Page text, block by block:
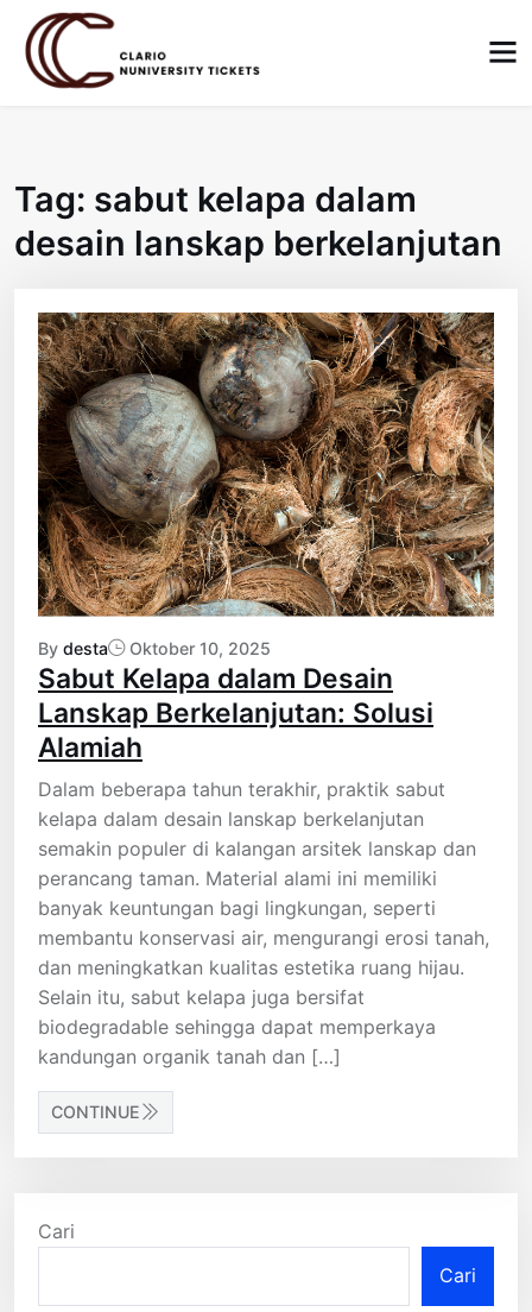
content
Tag: sabut kelapa dalam
desain lanskap berkelanjutan
By desta Oktober 10, 2025
Sabut Kelapa dalam Desain
Lanskap Berkelanjutan: Solusi
Alamiah
Dalam beberapa tahun terakhir, praktik sabut
kelapa dalam desain lanskap berkelanjutan
semakin populer di kalangan arsitek lanskap dan
perancang taman. Material alami ini memiliki
banyak keuntungan bagi lingkungan, seperti
membantu konservasi air, mengurangi erosi tanah,
dan meningkatkan kualitas estetika ruang hijau.
Selain itu, sabut kelapa juga bersifat
biodegradable sehingga dapat memperkaya
kandungan organik tanah dan […]
CONTINUE
Cari
Cari